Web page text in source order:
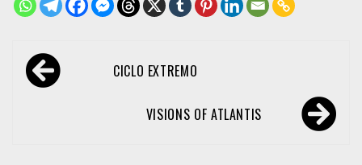
Navegación
de CICLO EXTREMO
VISIONS OF ATLANTIS